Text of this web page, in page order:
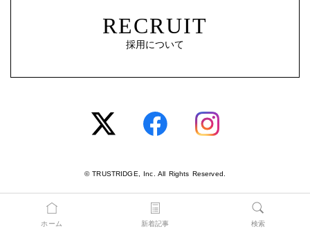
RECRUIT
採用について
© TRUSTRIDGE, Inc. All Rights Reserved.
ホーム 新着記事 検索